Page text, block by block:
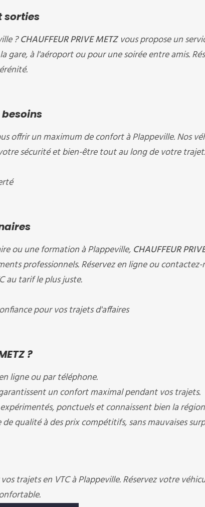
sorties
?CHAUFFEUR PRIVE METZvous propose un
gare, à l'aéroport ou pour une soirée entre amis.
offrir un maximum de confort à Plappeville. Nos
sécurité et bien-être tout au long de votre trajet.
ou une formation à Plappeville, CHAUFFEUR
professionnels. Réservez en ligne ou
au tarif le plus juste.
pour vos trajets d'affaires
?
ligne ou par téléphone.
un confort maximal pendant vos trajets.
ponctuels et connaissent bien la
qualité à des prix compétitifs, sans mauvaises
trajets en VTC à Plappeville. Réservez votre